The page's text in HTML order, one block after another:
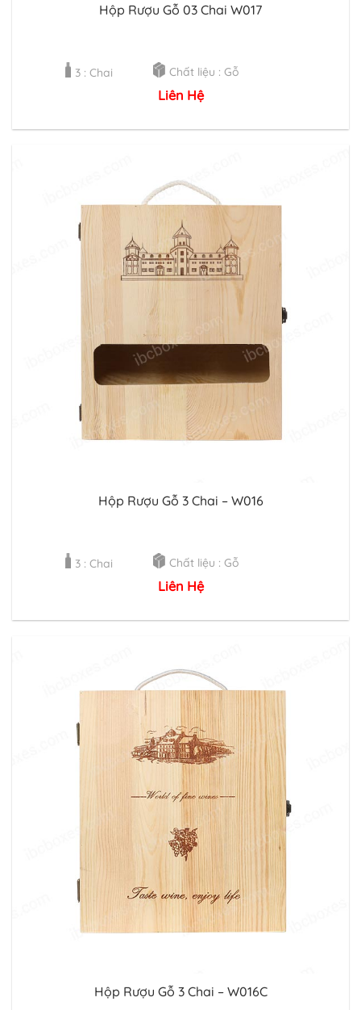
Hộp Rượu Gỗ 03 Chai W017
3 : Chai Chất liệu : Gỗ
Liên Hệ
Hộp Rượu Gỗ 3 Chai – W016
3 : Chai Chất liệu : Gỗ
Liên Hệ
Hộp Rượu Gỗ 3 Chai – W016C